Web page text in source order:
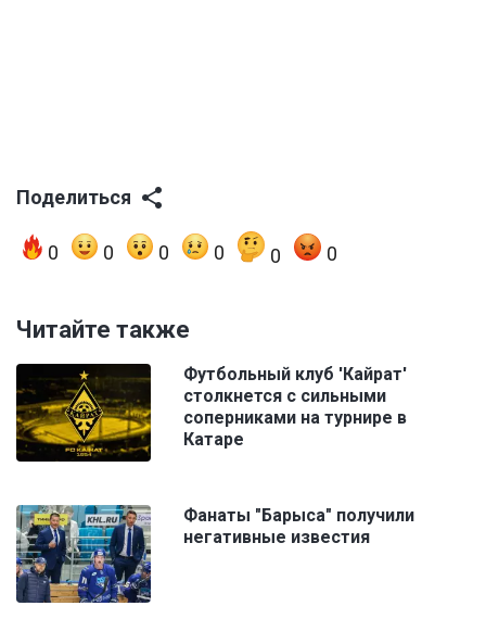
Поделиться
0 0 0 0 0 0
Читайте также
Футбольный клуб 'Кайрат'
столкнется с сильными
соперниками на турнире в
Катаре
Фанаты "Барыса" получили
негативные известия